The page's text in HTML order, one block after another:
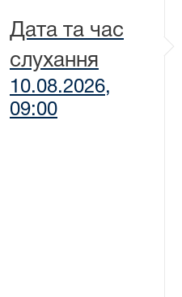
Дата та час
слухання
10.08.2026,
09:00